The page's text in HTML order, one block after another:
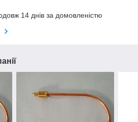
14 днів за домовленістю